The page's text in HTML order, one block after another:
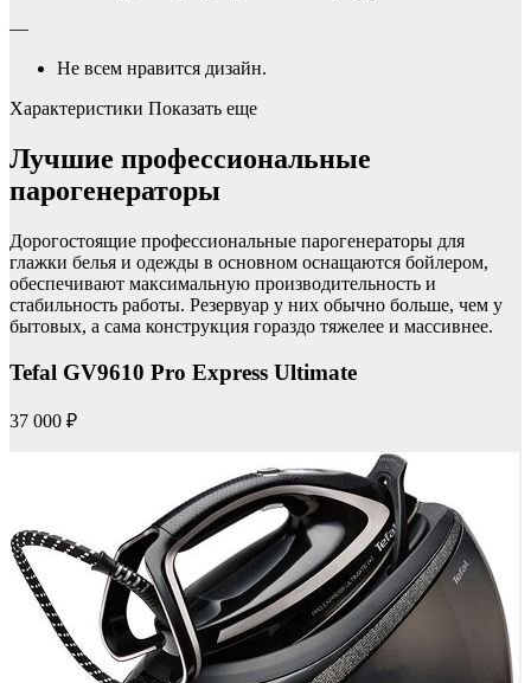
—
Не всем нравится дизайн.
Характеристики Показать еще
Лучшие профессиональные
парогенераторы
Дорогостоящие профессиональные парогенераторы для
глажки белья и одежды в основном оснащаются бойлером,
обеспечивают максимальную производительность и
стабильность работы. Резервуар у них обычно больше, чем у
бытовых, а сама конструкция гораздо тяжелее и массивнее.
Tefal GV9610 Pro Express Ultimate
37 000 ₽